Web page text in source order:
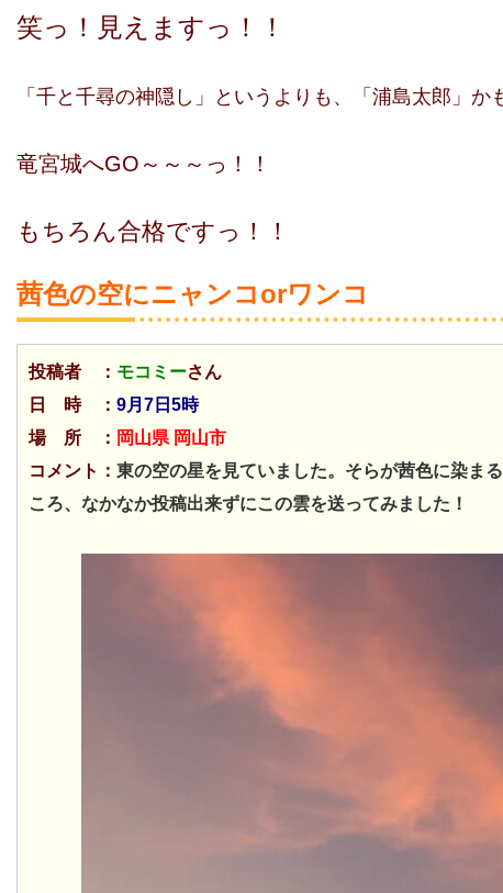
笑っ！見えますっ！！
「千と千尋の神隠し」というよりも、「浦島太郎」か
竜宮城へGO～～～っ！！
もちろん合格ですっ！！
茜色の空にニャンコorワンコ
投稿者 ： モコミーさん
日 時 ： 9月7日5時
場 所 ： 岡山県 岡山市
コメント： 東の空の星を見ていました。そらが茜色に染ま
ころ、なかなか投稿出来ずにこの雲を送ってみました！